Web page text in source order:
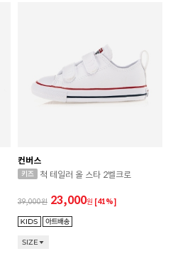
컨버스
척 테일러 올 스타 2벨크로
39,000 23,000원 [41%]
SIZE